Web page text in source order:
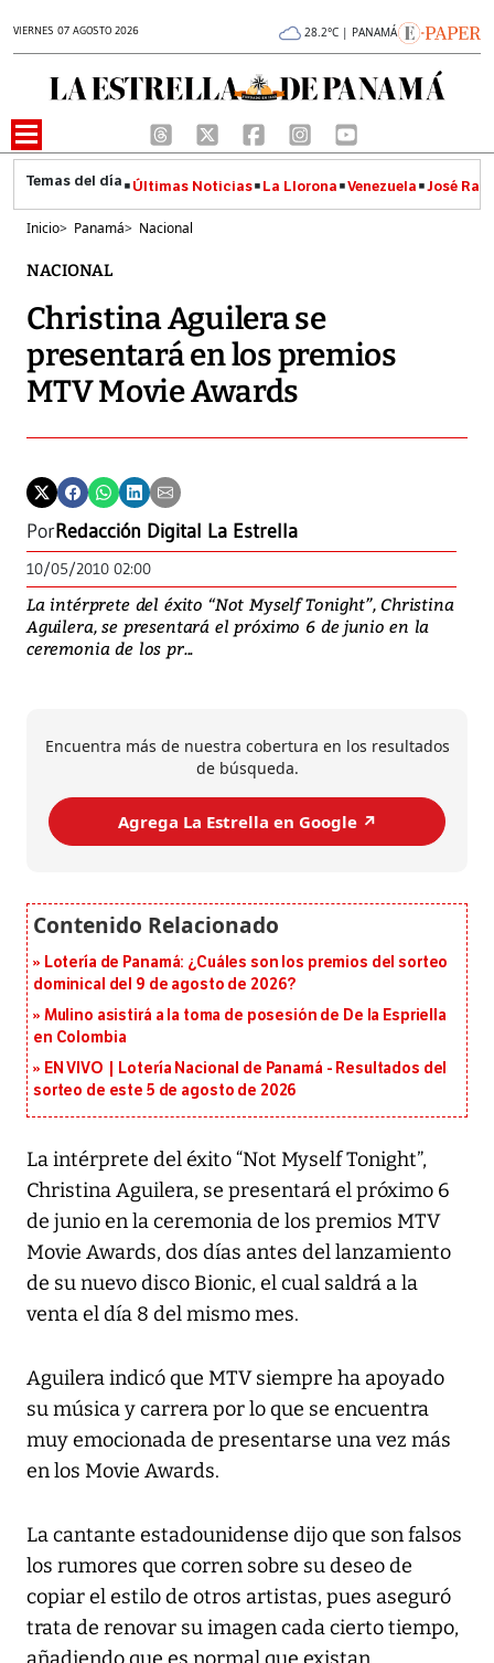
VIERNES 07 AGOSTO 2026 28.2°C | PANAMÁ
Últimas Noticias La Llorona Venezuela José
Inicio> Panamá> Nacional
NACIONAL
Christina Aguilera se
presentará en los premios
MTV Movie Awards
PorRedacción Digital La Estrella
10/05/2010 02:00
La intérprete del éxito “Not Myself Tonight”, Christina
Aguilera, se presentará el próximo 6 de junio en la
ceremonia de los pr...
Encuentra más de nuestra cobertura en los resultados
de búsqueda.
Agrega La Estrella en Google ↗️
Lotería de Panamá: ¿Cuáles son los premios del sorteo
dominical del 9 de agosto de 2026?
Mulino asistirá a la toma de posesión de De la Espriella
en Colombia
EN VIVO | Lotería Nacional de Panamá - Resultados del
sorteo de este 5 de agosto de 2026
La intérprete del éxito “Not Myself Tonight”,
Christina Aguilera, se presentará el próximo 6
de junio en la ceremonia de los premios MTV
Movie Awards, dos días antes del lanzamiento
de su nuevo disco Bionic, el cual saldrá a la
venta el día 8 del mismo mes.
Aguilera indicó que MTV siempre ha apoyado
su música y carrera por lo que se encuentra
muy emocionada de presentarse una vez más
en los Movie Awards.
La cantante estadounidense dijo que son falsos
los rumores que corren sobre su deseo de
copiar el estilo de otros artistas, pues aseguró
trata de renovar su imagen cada cierto tiempo,